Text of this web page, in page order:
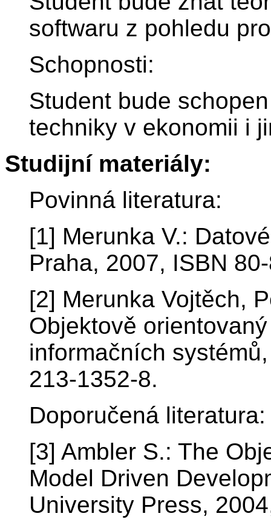
softwaru z pohledu
Schopnosti:
Student bude
techniky v ekonomii i
Studijní materiály:
Povinná literatura:
[1] Merunka V.:
Praha, 2007, ISBN
[2] Merunka Vojtěch,
Objektově
informačních
213-1352-8.
Doporučená literatura:
[3] Ambler S.: The
Model Driven
University Press,